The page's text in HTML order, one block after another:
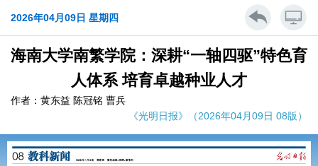
2026年04月09日 星期四
海南大学南繁学院：深耕“一轴四驱”特色育
人体系 培育卓越种业人才
作者：黄东益 陈冠铭 曹兵
《光明日报》（2026年04月09日 08版）